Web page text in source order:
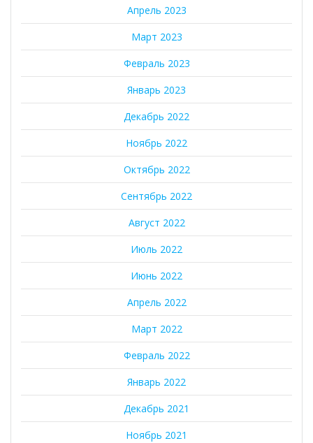
Апрель 2023
Март 2023
Февраль 2023
Январь 2023
Декабрь 2022
Ноябрь 2022
Октябрь 2022
Сентябрь 2022
Август 2022
Июль 2022
Июнь 2022
Апрель 2022
Март 2022
Февраль 2022
Январь 2022
Декабрь 2021
Ноябрь 2021